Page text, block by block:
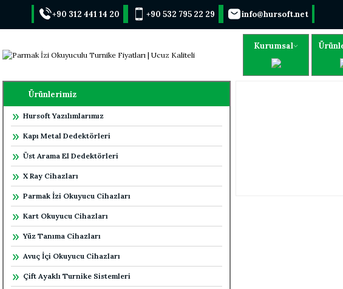
+90 312 441 14 20 +90 532 795 22 29 info@hursoft.net
Kurumsal
Ürünlerimiz
Hursoft Yazılımlarımız
Kapı Metal Dedektörleri
Üst Arama El Dedektörleri
X Ray Cihazları
Parmak İzi Okuyucu Cihazları
Kart Okuyucu Cihazları
Yüz Tanıma Cihazları
Avuç İçi Okuyucu Cihazları
Çift Ayaklı Turnike Sistemleri